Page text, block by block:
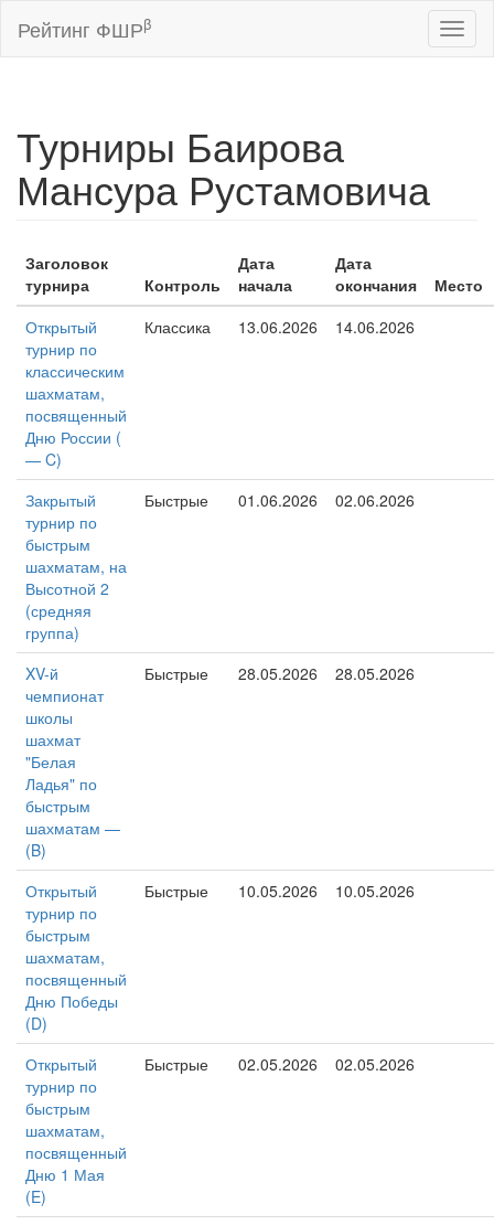
Рейтинг ФШРβ
Турниры Баирова
Мансура Рустамовича
Заголовок
турнира
Контроль
Дата
начала
Дата
окончания
Место
Открытый
турнир по
классическим
шахматам,
посвященный
Дню России (
— C)
Классика 13.06.2026 14.06.2026
Закрытый
турнир по
быстрым
шахматам, на
Высотной 2
(средняя
группа)
Быстрые 01.06.2026 02.06.2026
XV-й
чемпионат
школы
шахмат
"Белая
Ладья" по
быстрым
шахматам —
(B)
Быстрые 28.05.2026 28.05.2026
Открытый
турнир по
быстрым
шахматам,
посвященный
Дню Победы
(D)
Быстрые 10.05.2026 10.05.2026
Открытый
турнир по
быстрым
шахматам,
посвященный
Дню 1 Мая
(E)
Быстрые 02.05.2026 02.05.2026